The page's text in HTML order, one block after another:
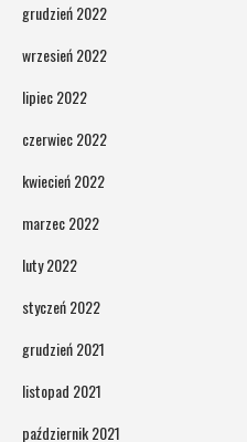
grudzień 2022
wrzesień 2022
lipiec 2022
czerwiec 2022
kwiecień 2022
marzec 2022
luty 2022
styczeń 2022
grudzień 2021
listopad 2021
październik 2021